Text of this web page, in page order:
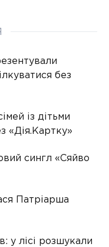
без
із дітьми
«Дія.Картку»
сингл «Сяйво
Патріарша
у лісі розшукали